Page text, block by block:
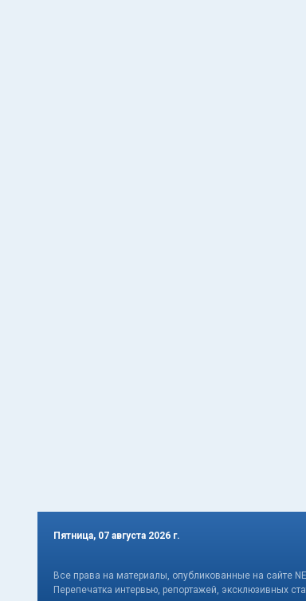
Пятница, 07 августа 2026 г.
Все права на материалы, опубликованные на сайте
Перепечатка интервью, репортажей, эксклюзивных